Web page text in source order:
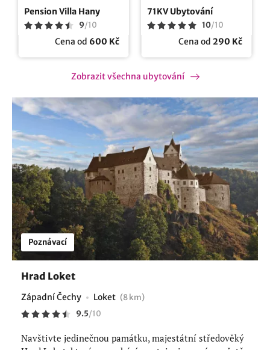
Pension Villa Hany
9/10
Cena od 600 Kč
71KV Ubytování
10/10
Cena od 290 Kč
Zobrazit všechna ubytování
Poznávací
Hrad Loket
Západní Čechy Loket (8 km)
9.5/10
Navštivte jedinečnou památku, majestátní středověký